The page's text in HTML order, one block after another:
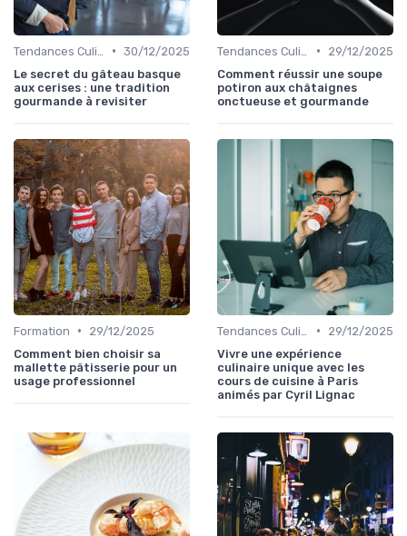
• 30/12/2025
Le secret du gâteau basque
aux cerises : une tradition
gourmande à revisiter
•
29/12/2025
Comment réussir une soupe
potiron aux châtaignes
onctueuse et gourmande
Formation •
29/12/2025
Comment bien choisir sa
mallette pâtisserie pour un
usage professionnel
•
29/12/2025
Vivre une expérience
culinaire unique avec les
cours de cuisine à Paris
animés par Cyril Lignac